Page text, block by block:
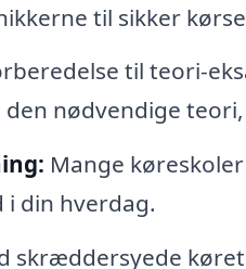
til sikker
til teori-
nødvendige
Mange
i din hverdag.
skræddersyede